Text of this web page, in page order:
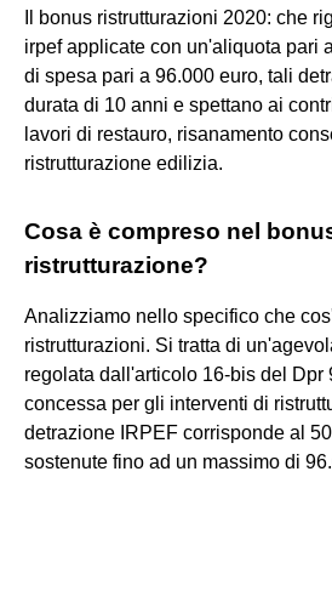
Il bonus ristrutturazioni 2020: che
irpef applicate con un'aliquota pari
di spesa pari a 96.000 euro, tali
durata di 10 anni e spettano ai
lavori di restauro, risanamento
ristrutturazione edilizia.
Cosa è compreso nel
ristrutturazione?
Analizziamo nello specifico che
ristrutturazioni. Si tratta di
regolata dall'articolo 16-bis del Dpr
concessa per gli interventi di
detrazione IRPEF corrisponde al
sostenute fino ad un massimo di